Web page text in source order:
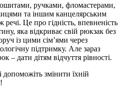
ручками, фломастерами,
та іншим канцелярським
Це про гідність, впевненість
яка відкриває свій рюкзак без
із цими сім’ями через
підтримку. Але зараз
– дати дітям відчуття рівності.
змінити їхній